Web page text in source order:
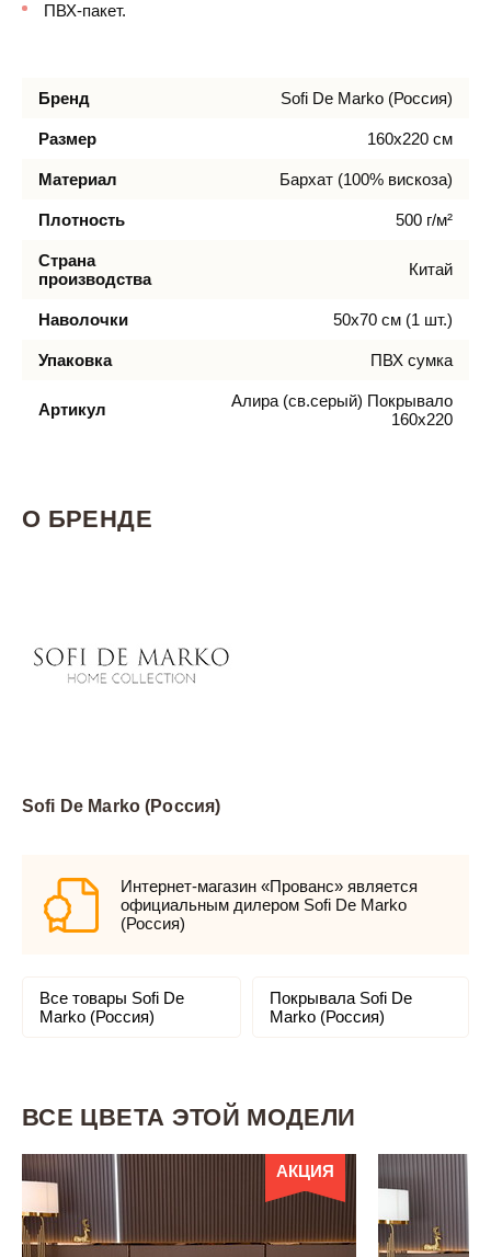
ПВХ-пакет.
Бренд Sofi De Marko (Россия)
Размер 160х220 см
Материал Бархат (100% вискоза)
Плотность 500 г/м²
Страна
производства
Китай
Наволочки 50х70 см (1 шт.)
Упаковка ПВХ сумка
Артикул
Алира (св.серый) Покрывало
160х220
О БРЕНДЕ
Sofi De Marko (Россия)
Интернет-магазин «Прованс» является
официальным дилером Sofi De Marko
(Россия)
Все товары Sofi De
Marko (Россия)
Покрывала Sofi De
Marko (Россия)
ВСЕ ЦВЕТА ЭТОЙ МОДЕЛИ
АКЦИЯ